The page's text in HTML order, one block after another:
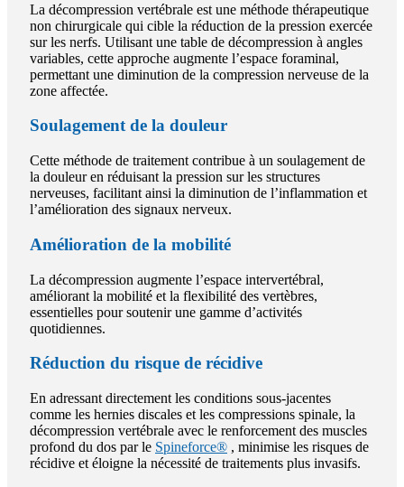
La décompression vertébrale est une méthode thérapeutique
non chirurgicale qui cible la réduction de la pression exercée
sur les nerfs. Utilisant une table de décompression à angles
variables, cette approche augmente l’espace foraminal,
permettant une diminution de la compression nerveuse de la
zone affectée.
Soulagement de la douleur
Cette méthode de traitement contribue à un soulagement de
la douleur en réduisant la pression sur les structures
nerveuses, facilitant ainsi la diminution de l’inflammation et
l’amélioration des signaux nerveux.
Amélioration de la mobilité
La décompression augmente l’espace intervertébral,
améliorant la mobilité et la flexibilité des vertèbres,
essentielles pour soutenir une gamme d’activités
quotidiennes.
Réduction du risque de récidive
En adressant directement les conditions sous-jacentes
comme les hernies discales et les compressions spinale, la
décompression vertébrale avec le renforcement des muscles
profond du dos par le Spineforce® , minimise les risques de
récidive et éloigne la nécessité de traitements plus invasifs.